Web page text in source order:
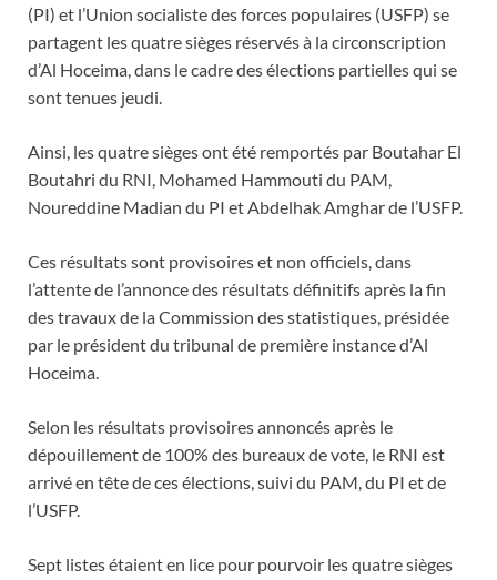
(PI) et l’Union socialiste des forces populaires (USFP) se
partagent les quatre sièges réservés à la circonscription
d’Al Hoceima, dans le cadre des élections partielles qui se
sont tenues jeudi.
Ainsi, les quatre sièges ont été remportés par Boutahar El
Boutahri du RNI, Mohamed Hammouti du PAM,
Noureddine Madian du PI et Abdelhak Amghar de l’USFP.
Ces résultats sont provisoires et non officiels, dans
l’attente de l’annonce des résultats définitifs après la fin
des travaux de la Commission des statistiques, présidée
par le président du tribunal de première instance d’Al
Hoceima.
Selon les résultats provisoires annoncés après le
dépouillement de 100% des bureaux de vote, le RNI est
arrivé en tête de ces élections, suivi du PAM, du PI et de
l’USFP.
Sept listes étaient en lice pour pourvoir les quatre sièges